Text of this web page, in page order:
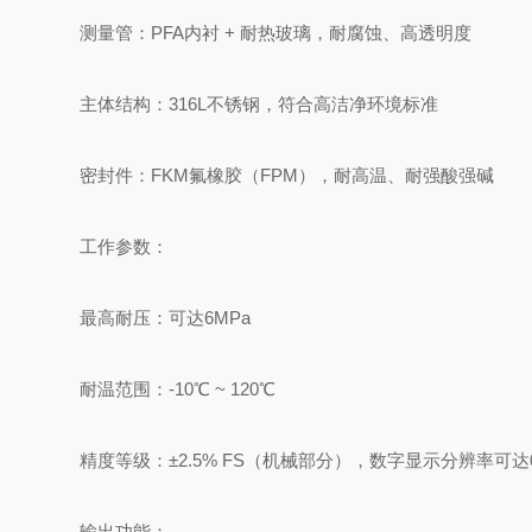
测量管：‌PFA内衬 + 耐热玻璃‌，耐腐蚀、高透明度
主体结构：‌316L不锈钢‌，符合高洁净环境标准
密封件：‌FKM氟橡胶（FPM）‌，耐高温、耐强酸强碱
‌工作参数‌：
最高耐压：‌可达6MPa‌
耐温范围：‌-10℃ ~ 120℃‌
精度等级：‌±2.5% FS‌（机械部分），数字显示分辨率可